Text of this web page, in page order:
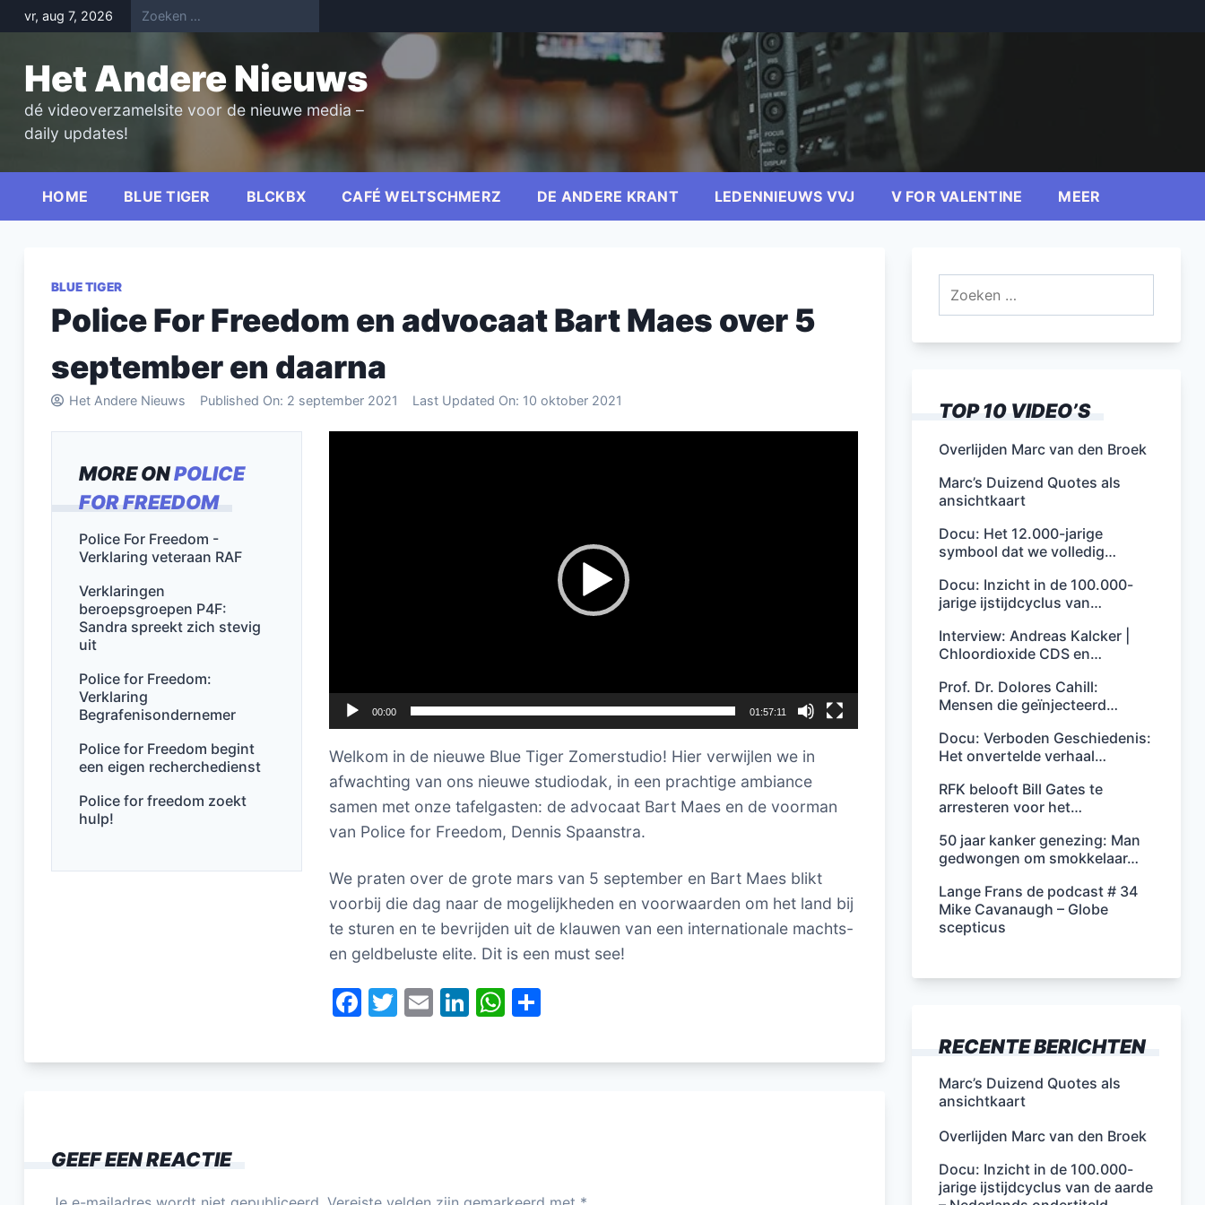
Skip
to
vr, aug 7, 2026
Het Andere Nieuws
dé videoverzamelsite voor de nieuwe media –
daily updates!
HOME BLUE TIGER BLCKBX CAFÉ WELTSCHMERZ DE ANDERE KRANT LEDENNIEUWS VVJ V FOR VALENTINE MEER
BLUE TIGER
Police For Freedom en advocaat Bart Maes over 5
september en daarna
Het Andere Nieuws Published On: 2 september 2021 Last Updated On: 10 oktober 2021
MORE ONPOLICE
FOR FREEDOM
Police For Freedom -
Verklaring veteraan RAF
Verklaringen
beroepsgroepen P4F:
Sandra spreekt zich stevig
uit
Police for Freedom:
Verklaring
Begrafenisondernemer
Police for Freedom begint
een eigen recherchedienst
Police for freedom zoekt
hulp!
00:00 01:57:11
Welkom in de nieuwe Blue Tiger Zomerstudio! Hier verwijlen we in
afwachting van ons nieuwe studiodak, in een prachtige ambiance
samen met onze tafelgasten: de advocaat Bart Maes en de voorman
van Police for Freedom, Dennis Spaanstra.
We praten over de grote mars van 5 september en Bart Maes blikt
voorbij die dag naar de mogelijkheden en voorwaarden om het land bij
te sturen en te bevrijden uit de klauwen van een internationale machts-
en geldbeluste elite. Dit is een must see!
F
c
T
itt
E
ai
Li
k
W
at e
GEEF EEN REACTIE
TOP 10 VIDEO’S
Overlijden Marc van den Broek
Marc’s Duizend Quotes als
ansichtkaart
Docu: Het 12.000-jarige
symbool dat we volledig…
Docu: Inzicht in de 100.000-
jarige ijstijdcyclus van…
Interview: Andreas Kalcker |
Chloordioxide CDS en…
Prof. Dr. Dolores Cahill:
Mensen die geïnjecteerd…
Docu: Verboden Geschiedenis:
Het onvertelde verhaal…
RFK belooft Bill Gates te
arresteren voor het…
50 jaar kanker genezing: Man
gedwongen om smokkelaar…
Lange Frans de podcast # 34
Mike Cavanaugh – Globe
scepticus
RECENTE BERICHTEN
Marc’s Duizend Quotes als
ansichtkaart
Overlijden Marc van den Broek
Docu: Inzicht in de 100.000-
jarige ijstijdcyclus van de aarde